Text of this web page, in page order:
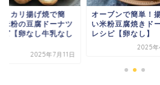
ブンで簡単！揚げな
粉豆腐焼きドーナツ
ピ【卵なし】
揚げない！ココア
きドーナツレシピ
し大豆なしバナナな